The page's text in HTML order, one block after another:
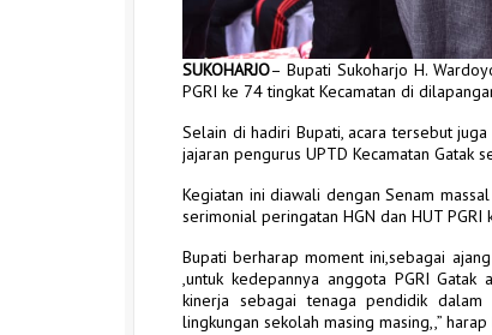
SUKOHARJO– Bupati Sukoharjo H.
PGRI ke 74 tingkat Kecamatan di
Selain di hadiri Bupati, acara tersebut juga
jajaran pengurus UPTD Kecamatan Gatak
Kegiatan ini diawali dengan Senam
serimonial peringatan HGN dan HUT PGRI
Bupati berharap moment ini,sebagai
,untuk kedepannya anggota PGRI
kinerja sebagai tenaga pendidik
lingkungan sekolah masing masing,,” harap